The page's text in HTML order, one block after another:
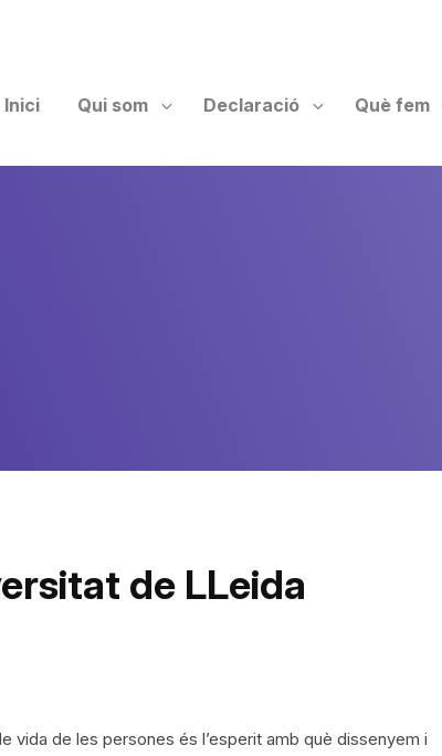
Inici Qui som Declaració Què fem
de LLeida
vida de les persones és l’esperit amb què dissenyem i